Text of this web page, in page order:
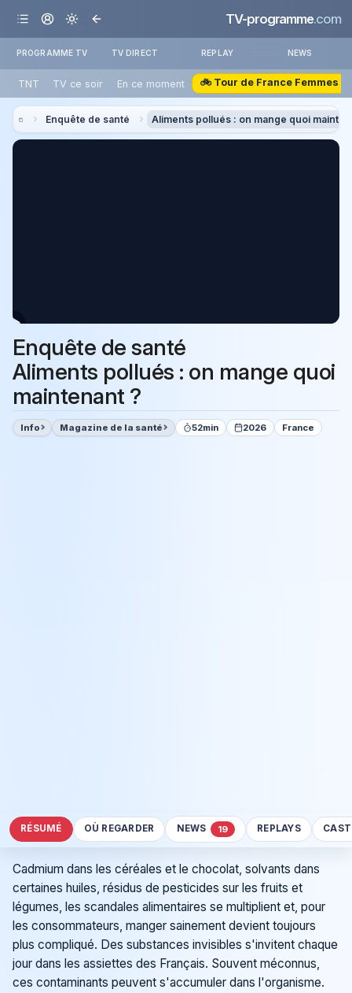
TV-programme.com
PROGRAMME TV TV DIRECT REPLAY NEWS
TNT TV ce soir En ce moment 🚲 Tour de France Femmes
Enquête de santé Aliments pollués : on mange quoi
Enquête de santé
Aliments pollués : on mange quoi
maintenant ?
Info Magazine de la santé 52min 2026 France
RÉSUMÉ OÙ REGARDER NEWS 19 REPLAYS
Cadmium dans les céréales et le chocolat, solvants dans
certaines huiles, résidus de pesticides sur les fruits et
légumes, les scandales alimentaires se multiplient et, pour
les consommateurs, manger sainement devient toujours
plus compliqué. Des substances invisibles s'invitent chaque
jour dans les assiettes des Français. Souvent méconnus,
ces contaminants peuvent s'accumuler dans l'organisme.